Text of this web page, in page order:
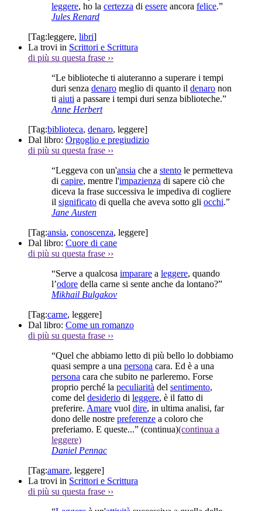
leggere, ho la certezza di essere ancora felice.”
Jules Renard
[Tag:leggere, libri]
La trovi in Scrittori e Scrittura
di più su questa frase ››
“Le biblioteche ti aiuteranno a superare i tempi
duri senza denaro meglio di quanto il denaro non
ti aiuti a passare i tempi duri senza biblioteche.”
Anne Herbert
[Tag:biblioteca, denaro, leggere]
Dal libro: Orgoglio e pregiudizio
di più su questa frase ››
“Leggeva con un'ansia che a stento le permetteva
di capire, mentre l'impazienza di sapere ciò che
diceva la frase successiva le impediva di cogliere
il significato di quella che aveva sotto gli occhi.”
Jane Austen
[Tag:ansia, conoscenza, leggere]
Dal libro: Cuore di cane
di più su questa frase ››
“Serve a qualcosa imparare a leggere, quando
l’odore della carne si sente anche da lontano?”
Mikhail Bulgakov
[Tag:carne, leggere]
Dal libro: Come un romanzo
di più su questa frase ››
“Quel che abbiamo letto di più bello lo dobbiamo
quasi sempre a una persona cara. Ed è a una
persona cara che subito ne parleremo. Forse
proprio perché la peculiarità del sentimento,
come del desiderio di leggere, è il fatto di
preferire. Amare vuol dire, in ultima analisi, far
dono delle nostre preferenze a coloro che
preferiamo. E queste...” (continua)(continua a
leggere)
Daniel Pennac
[Tag:amare, leggere]
La trovi in Scrittori e Scrittura
di più su questa frase ››